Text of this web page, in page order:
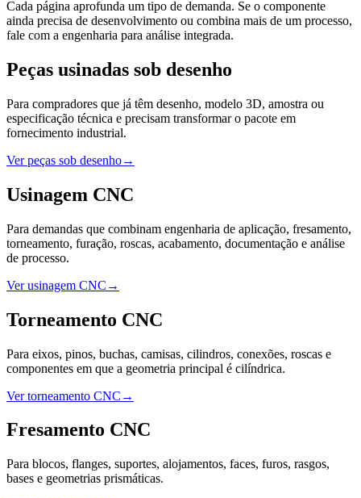
Cada página aprofunda um tipo de demanda. Se o componente
ainda precisa de desenvolvimento ou combina mais de um processo,
fale com a engenharia para análise integrada.
Peças usinadas sob desenho
Para compradores que já têm desenho, modelo 3D, amostra ou
especificação técnica e precisam transformar o pacote em
fornecimento industrial.
Ver peças sob desenho→
Usinagem CNC
Para demandas que combinam engenharia de aplicação, fresamento,
torneamento, furação, roscas, acabamento, documentação e análise
de processo.
Ver usinagem CNC →
Torneamento CNC
Para eixos, pinos, buchas, camisas, cilindros, conexões, roscas e
componentes em que a geometria principal é cilíndrica.
Ver torneamento CNC →
Fresamento CNC
Para blocos, flanges, suportes, alojamentos, faces, furos, rasgos,
bases e geometrias prismáticas.